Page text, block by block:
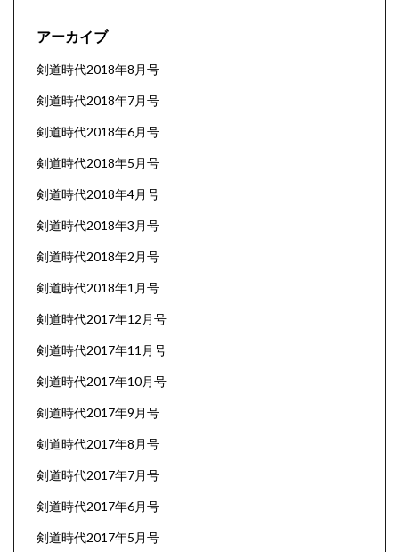
アーカイブ
剣道時代2018年8月号
剣道時代2018年7月号
剣道時代2018年6月号
剣道時代2018年5月号
剣道時代2018年4月号
剣道時代2018年3月号
剣道時代2018年2月号
剣道時代2018年1月号
剣道時代2017年12月号
剣道時代2017年11月号
剣道時代2017年10月号
剣道時代2017年9月号
剣道時代2017年8月号
剣道時代2017年7月号
剣道時代2017年6月号
剣道時代2017年5月号